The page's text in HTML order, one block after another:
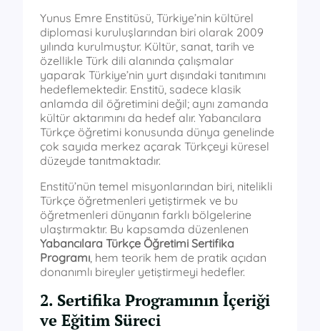
Yunus Emre Enstitüsü, Türkiye’nin kültürel
diplomasi kuruluşlarından biri olarak 2009
yılında kurulmuştur. Kültür, sanat, tarih ve
özellikle Türk dili alanında çalışmalar
yaparak Türkiye’nin yurt dışındaki tanıtımını
hedeflemektedir. Enstitü, sadece klasik
anlamda dil öğretimini değil; aynı zamanda
kültür aktarımını da hedef alır. Yabancılara
Türkçe öğretimi konusunda dünya genelinde
çok sayıda merkez açarak Türkçeyi küresel
düzeyde tanıtmaktadır.
Enstitü’nün temel misyonlarından biri, nitelikli
Türkçe öğretmenleri yetiştirmek ve bu
öğretmenleri dünyanın farklı bölgelerine
ulaştırmaktır. Bu kapsamda düzenlenen
Yabancılara Türkçe Öğretimi Sertifika
Programı , hem teorik hem de pratik açıdan
donanımlı bireyler yetiştirmeyi hedefler.
2. Sertifika Programının İçeriği
ve Eğitim Süreci